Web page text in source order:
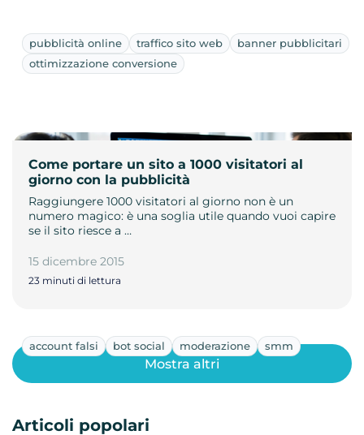
pubblicità online traffico sito web
banner pubblicitari
ottimizzazione conversione
Come portare un sito a 1000 visitatori al
giorno con la pubblicità
Raggiungere 1000 visitatori al giorno non è un
numero magico: è una soglia utile quando vuoi capire
se il sito riesce a …
15 dicembre 2015
23 minuti di lettura
account falsi bot social moderazione smm
Mostra altri
Articoli popolari